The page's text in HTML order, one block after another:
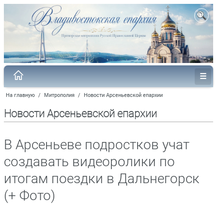
На главную / Митрополия / Новости Арсеньевской епархии
Новости Арсеньевской епархии
В Арсеньеве подростков учат
создавать видеоролики по
итогам поездки в Дальнегорск
(+ Фото)